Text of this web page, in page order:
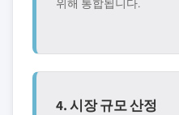
위해 통합됩니다.
4. 시장 규모 산정